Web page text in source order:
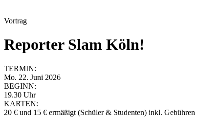
Vortrag
Reporter Slam Köln!
TERMIN:
Mo. 22. Juni 2026
BEGINN:
19.30 Uhr
KARTEN:
20 € und 15 € ermäßigt (Schüler & Studenten) inkl. Gebühren